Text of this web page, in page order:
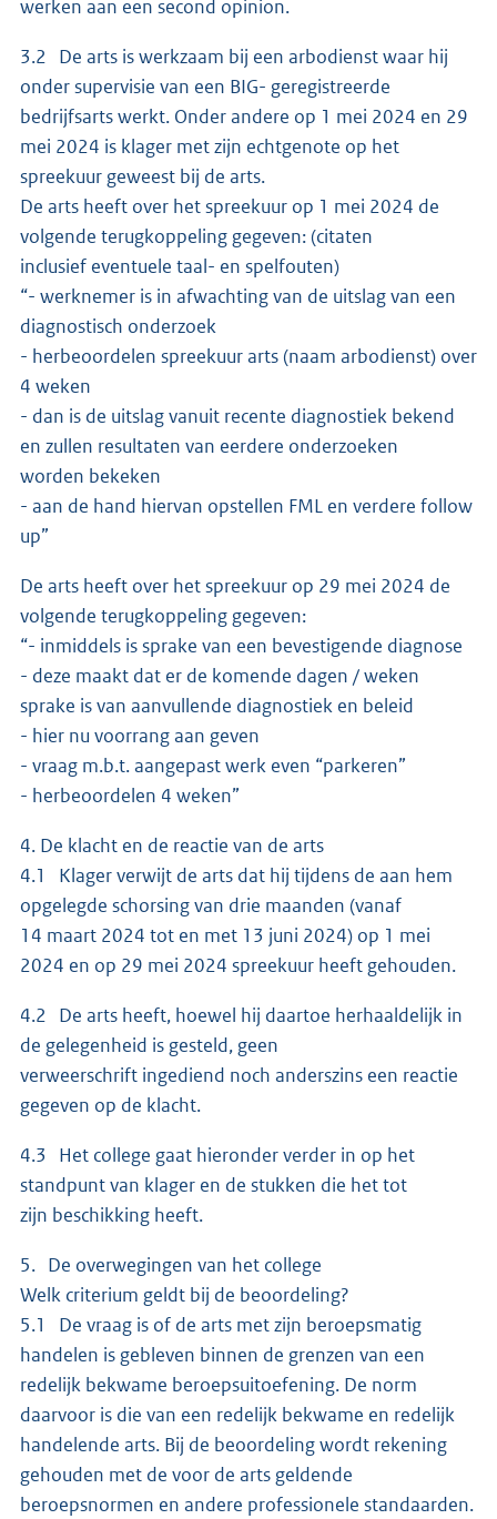
werken aan een second opinion.
3.2 De arts is werkzaam bij een arbodienst waar hij
onder supervisie van een BIG- geregistreerde
bedrijfsarts werkt. Onder andere op 1 mei 2024 en 29
mei 2024 is klager met zijn echtgenote op het
spreekuur geweest bij de arts.
De arts heeft over het spreekuur op 1 mei 2024 de
volgende terugkoppeling gegeven: (citaten
inclusief eventuele taal- en spelfouten)
“- werknemer is in afwachting van de uitslag van een
diagnostisch onderzoek
- herbeoordelen spreekuur arts (naam arbodienst) over
4 weken
- dan is de uitslag vanuit recente diagnostiek bekend
en zullen resultaten van eerdere onderzoeken
worden bekeken
- aan de hand hiervan opstellen FML en verdere follow
up”
De arts heeft over het spreekuur op 29 mei 2024 de
volgende terugkoppeling gegeven:
“- inmiddels is sprake van een bevestigende diagnose
- deze maakt dat er de komende dagen / weken
sprake is van aanvullende diagnostiek en beleid
- hier nu voorrang aan geven
- vraag m.b.t. aangepast werk even “parkeren”
- herbeoordelen 4 weken”
4. De klacht en de reactie van de arts
4.1 Klager verwijt de arts dat hij tijdens de aan hem
opgelegde schorsing van drie maanden (vanaf
14 maart 2024 tot en met 13 juni 2024) op 1 mei
2024 en op 29 mei 2024 spreekuur heeft gehouden.
4.2 De arts heeft, hoewel hij daartoe herhaaldelijk in
de gelegenheid is gesteld, geen
verweerschrift ingediend noch anderszins een reactie
gegeven op de klacht.
4.3 Het college gaat hieronder verder in op het
standpunt van klager en de stukken die het tot
zijn beschikking heeft.
5. De overwegingen van het college
Welk criterium geldt bij de beoordeling?
5.1 De vraag is of de arts met zijn beroepsmatig
handelen is gebleven binnen de grenzen van een
redelijk bekwame beroepsuitoefening. De norm
daarvoor is die van een redelijk bekwame en redelijk
handelende arts. Bij de beoordeling wordt rekening
gehouden met de voor de arts geldende
beroepsnormen en andere professionele standaarden.